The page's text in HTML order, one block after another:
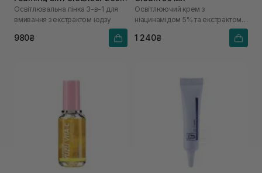
мл
Освітлювальна пінка 3-в-1 для
вмивання з екстрактом юдзу
980₴
Освітлюючий крем з
ніацинамідом 5% та екстрактом
1 240₴